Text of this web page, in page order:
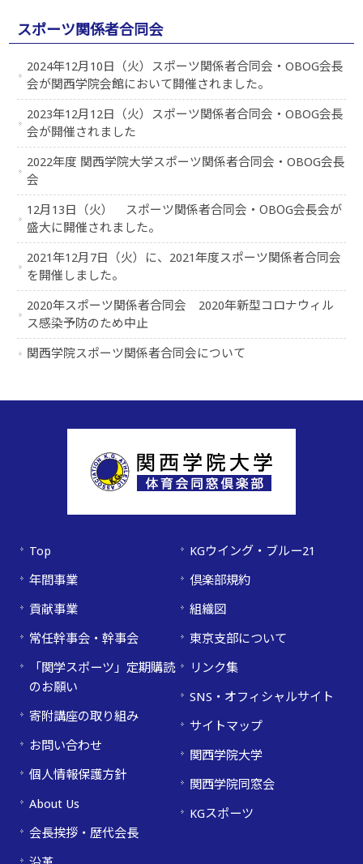
スポーツ関係者合同会
2024年12月10日（火）スポーツ関係者合同会・OBOG会長
会が関西学院会館において開催されました。
2023年12月12日（火）スポーツ関係者合同会・OBOG会長
会が開催されました
2022年度 関西学院大学スポーツ関係者合同会・OBOG会長
会
12月13日（火） スポーツ関係者合同会・ОBОG会長会が
盛大に開催されました。
2021年12月7日（火）に、2021年度スポーツ関係者合同会
を開催しました。
2020年スポーツ関係者合同会 2020年新型コロナウィル
ス感染予防のため中止
関西学院スポーツ関係者合同会について
Top
年間事業
貢献事業
常任幹事会・幹事会
「関学スポーツ」定期購読
のお願い
寄附講座の取り組み
お問い合わせ
個人情報保護方針
About Us
会長挨拶・歴代会長
KGウイング・ブルー21
倶楽部規約
組織図
東京支部について
リンク集
SNS・オフィシャルサイト
サイトマップ
関西学院大学
関西学院同窓会
KGスポーツ